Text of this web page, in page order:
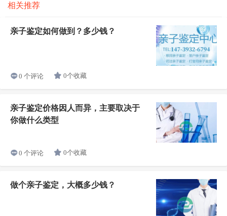
相关推荐
亲子鉴定如何做到？多少钱？
0 个评论 0个收藏
亲子鉴定价格因人而异，主要取决于
你做什么类型
0 个评论 0个收藏
做个亲子鉴定，大概多少钱？